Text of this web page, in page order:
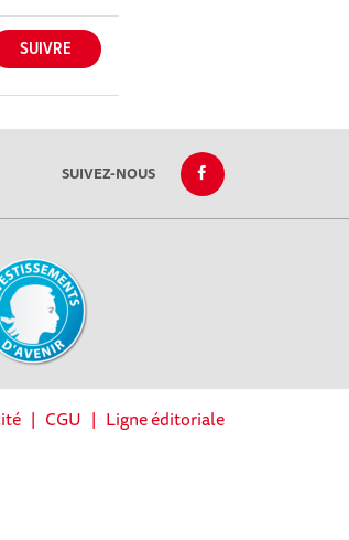
SUIVEZ-NOUS
| CGU | Ligne éditoriale